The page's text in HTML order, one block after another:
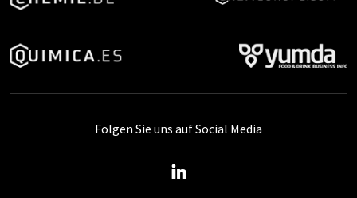
Folgen Sie uns auf Social Media